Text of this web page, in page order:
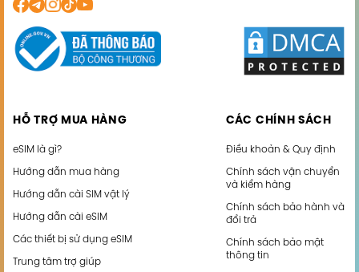
HỖ TRỢ MUA HÀNG
eSIM là gì?
Hướng dẫn mua hàng
Hướng dẫn cài SIM vật lý
Hướng dẫn cài eSIM
Các thiết bị sử dụng eSIM
Trung tâm trợ giúp
CÁC CHÍNH SÁCH
Điều khoản & Quy định
Chính sách vận chuyển
và kiểm hàng
Chính sách bảo hành và
đổi trả
Chính sách bảo mật
thông tin